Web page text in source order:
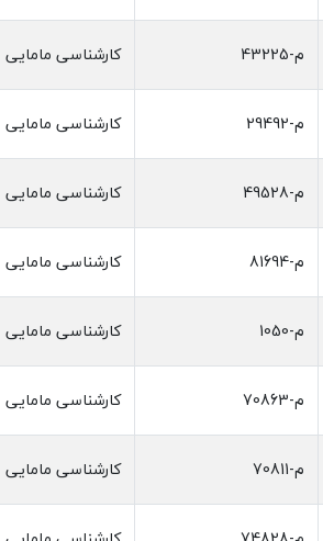
م-43225 کارشناسی مامایی
م-29492 کارشناسی مامایی
م-49528 کارشناسی مامایی
م-81694 کارشناسی مامایی
م-1050 کارشناسی مامایی
م-70863 کارشناسی مامایی
م-70811 کارشناسی مامایی